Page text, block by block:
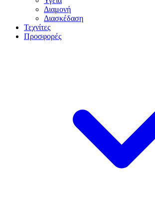
Διαμονή
Διασκέδαση
Τεχνίτες
Προσφορές